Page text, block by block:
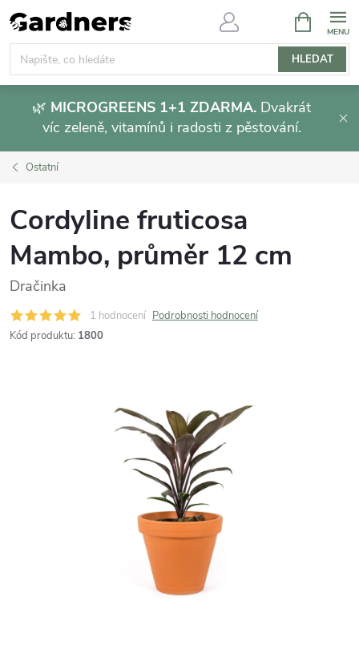
Přejít
na
obsah
HLEDAT
NÁKUPNÍ
KOŠÍK
🌿 MICROGREENS 1+1 ZDARMA. Dvakrát
víc zeleně, vitamínů i radosti z pěstování.
Ostatní
Cordyline fruticosa
Mambo, průměr 12 cm
Dračinka
1 hodnocení Podrobnosti hodnocení
Kód produktu: 1800